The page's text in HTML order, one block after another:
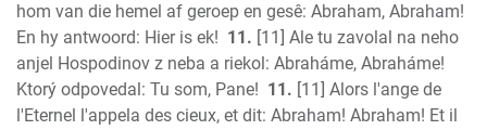
hom van die hemel af geroep en gesê: Abraham, Abraham!
En hy antwoord: Hier is ek! 11. [11] Ale tu zavolal na neho
anjel Hospodinov z neba a riekol: Abraháme, Abraháme!
Ktorý odpovedal: Tu som, Pane! 11. [11] Alors l'ange de
l'Eternel l'appela des cieux, et dit: Abraham! Abraham! Et il